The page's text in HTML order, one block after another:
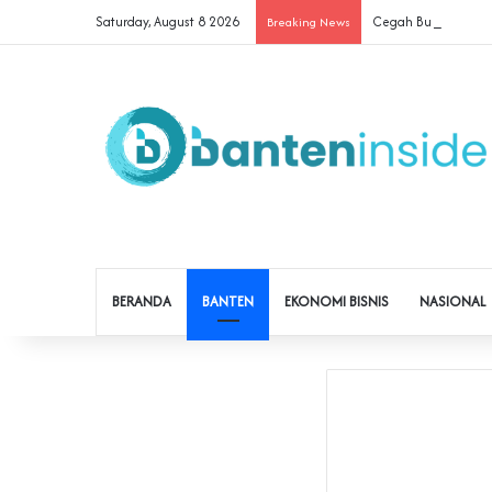
Saturday, August 8 2026 Breaking News Cegah Buruh
BERANDA BANTEN EKONOMI BISNIS NASIONAL